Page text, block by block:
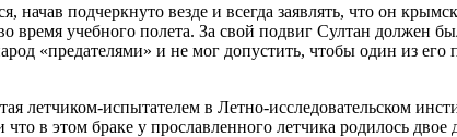
подчеркнуто везде и всегда заявлять, что он
учебного полета. За свой подвиг Султан должен
«предателями» и не мог допустить, чтобы один из его
летчиком-испытателем в Летно-исследовательском
что в этом браке у прославленного летчика родилось двое